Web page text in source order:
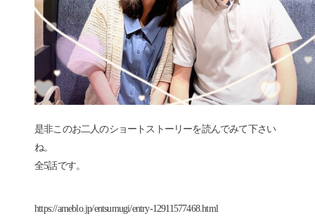
是非このお二人のショートストーリーを読んでみて下さい
ね。
全5話です。
https://ameblo.jp/entsumugi/entry-12911577468.html